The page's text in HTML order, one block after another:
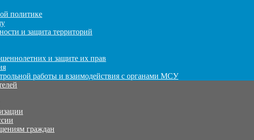
политике
и защита территорий
и защите их прав
работы и взаимодействия с органами МСУ
граждан